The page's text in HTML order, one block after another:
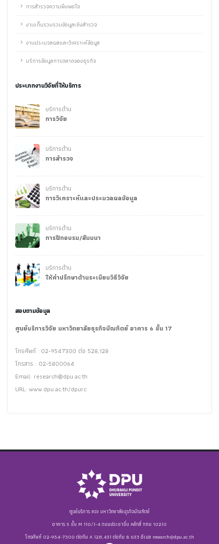
การสำรวจความพึงพอใจ
งานเก็บรวบรวมข้อมูลเชิงสำรวจ
งานประมวลผลและวิเคราะห์ข้อมูล
บริการข้อมูลการตลาดของธุรกิจ
ประเภทงานวิจัยที่ให้บริการ
บริการด้าน
การวิจัย
บริการด้าน
การสำรวจ
บริการด้าน
การวิเคราะห์และประมวลผลข้อมูล
บริการด้าน
การฝึกอบรม/สัมมนา
บริการด้าน
ให้คำปรึกษาด้านระเบียบวิธีวิจัย
สอบถามข้อมูล
ศูนย์บริการวิจัย มหาวิทยาลัยธุรกิจบัณฑิตย์ อาคาร 6 ชั้น 17
โทรศัพท์ : 02-9547300 ต่อ 528,128
โทรสาร : 02-5800064
Email: research@dpu.ac.th
URL: www.dpu.ac.th/dpurc
ศูนย์บริการ RDI มหาวิทยาลัยธุรกิจบัณฑิตย์
อาคาร 5 ชั้น M 110/1-4 ถนนประชาชื่น หลักสี่ กทม 10210
โทรศัพท์ 02-954-7300 ต่อทีม A 128,431 ต่อทีม B 633 อีเมล research@dpu.ac.th